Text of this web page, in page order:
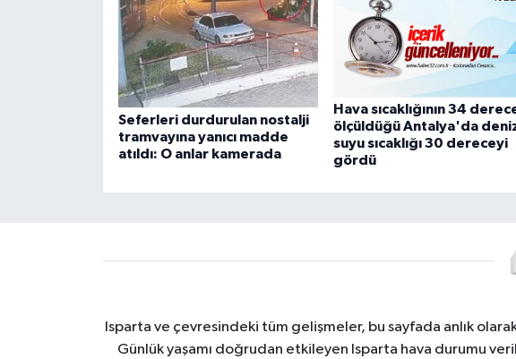
Seferleri durdurulan nostalji
tramvayına yanıcı madde
atıldı: O anlar kamerada
Hava sıcaklığının 34
ölçüldüğü Antalya'da
suyu sıcaklığı 30 dereceyi
gördü
Isparta ve çevresindeki tüm gelişmeler, bu sayfada anlık
Günlük yaşamı doğrudan etkileyen Isparta hava durumu